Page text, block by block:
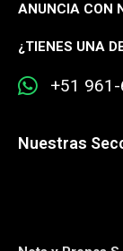
ANUNCIA CON
¿TIENES UNA
+51
Nuestras